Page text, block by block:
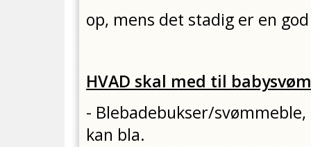
op, mens det stadig er en
HVAD skal med til
- Blebadebukser/
kan bla.